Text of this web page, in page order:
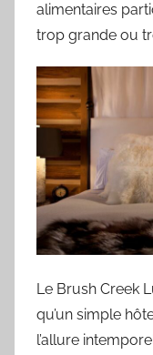
alimentaires
trop grande ou
Le Brush Creek
qu’un simple
l’allure